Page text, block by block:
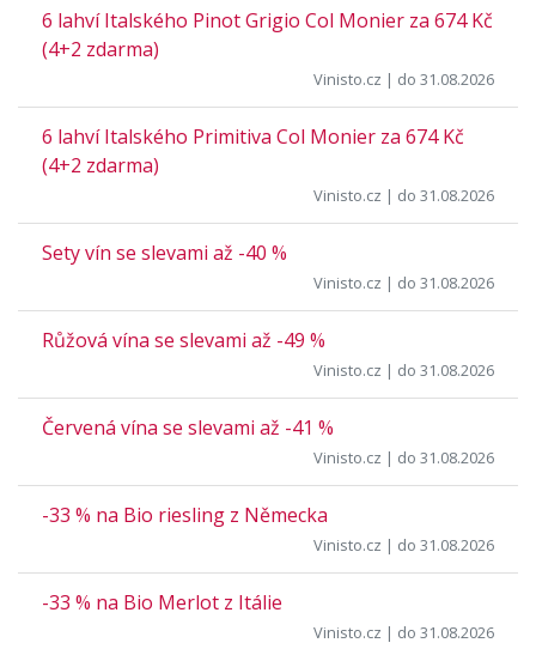
6 lahví Italského Pinot Grigio Col Monier za 674 Kč
(4+2 zdarma)
Vinisto.cz | do 31.08.2026
6 lahví Italského Primitiva Col Monier za 674 Kč
(4+2 zdarma)
Vinisto.cz | do 31.08.2026
Sety vín se slevami až -40 %
Vinisto.cz | do 31.08.2026
Růžová vína se slevami až -49 %
Vinisto.cz | do 31.08.2026
Červená vína se slevami až -41 %
Vinisto.cz | do 31.08.2026
-33 % na Bio riesling z Německa
Vinisto.cz | do 31.08.2026
-33 % na Bio Merlot z Itálie
Vinisto.cz | do 31.08.2026